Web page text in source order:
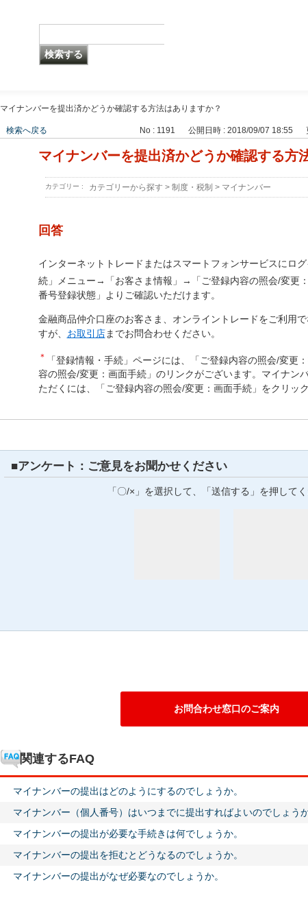
マイナンバーを提出済かどうか確認する方法はありますか？
検索へ戻る No : 1191 公開日時 : 2018/09/07 18:55
マイナンバーを提出済かどうか確認する方
カテゴリー : カテゴリーから探す > 制度・税制 > マイナンバー
回答
インターネットトレードまたはスマートフォンサービスにロ
続」メニュー→「お客さま情報」→「ご登録内容の照会/変更：
番号登録状態」よりご確認いただけます。
金融商品仲介口座のお客さま、オンライントレードをご利用
すが、 お取引店までお問合わせください。
＊
「登録情報・手続」ページには、「ご登録内容の照会/変更
容の照会/変更：画面手続」のリンクがございます。マイナン
ただくには、「ご登録内容の照会/変更：画面手続」をクリック
■アンケート：ご意見をお聞かせください
「〇/×」を選択して、「送信する」を押してく
お問合わせ窓口のご案内
関連するFAQ
マイナンバーの提出はどのようにするのでしょうか。
マイナンバー（個人番号）はいつまでに提出すればよいのでしょうか
マイナンバーの提出が必要な手続きは何でしょうか。
マイナンバーの提出を拒むとどうなるのでしょうか。
マイナンバーの提出がなぜ必要なのでしょうか。